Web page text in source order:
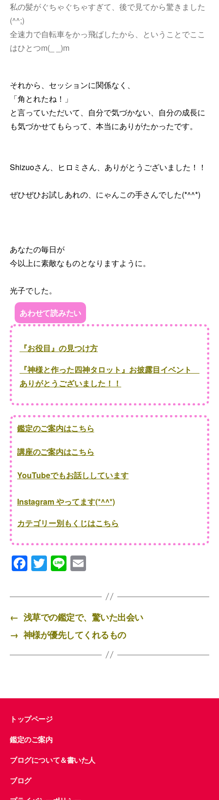
私の髪がぐちゃぐちゃすぎて、後で見てから驚きました
(^^;)
全速力で自転車をかっ飛ばしたから、ということでここ
はひとつm(_ _)m
それから、セッションに関係なく、
「角とれたね！」
と言っていただいて、自分で気づかない、自分の成長に
も気づかせてもらって、本当にありがたかったです。
Shizuoさん、ヒロミさん、ありがとうございました！！
ぜひぜひお試しあれの、にゃんこの手さんでした(*^^*)
あなたの毎日が
今以上に素敵なものとなりますように。
光子でした。
あわせて読みたい
『お役目』の見つけ方
『神様と作った四神タロット』お披露目イベント
ありがとうございました！！
鑑定のご案内はこちら
講座のご案内はこちら
YouTubeでもお話ししています
Instagram やってます(*^^*)
カテゴリー別もくじはこちら
F
a
c
e
b
o
o
T
wi
tt
er
Li
n
e ail
← 浅草での鑑定で、驚いた出会い
→ 神様が優先してくれるもの
トップページ
鑑定のご案内
ブログについて＆書いた人
ブログ